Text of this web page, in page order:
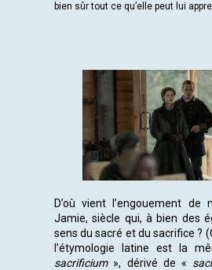
bien sûr tout ce qu’elle peut lui
D’où vient l’engouement de
Jamie, siècle qui, à bien des
sens du sacré et du sacrifice ?
l’étymologie latine est la
sacrificium», dérivé de «